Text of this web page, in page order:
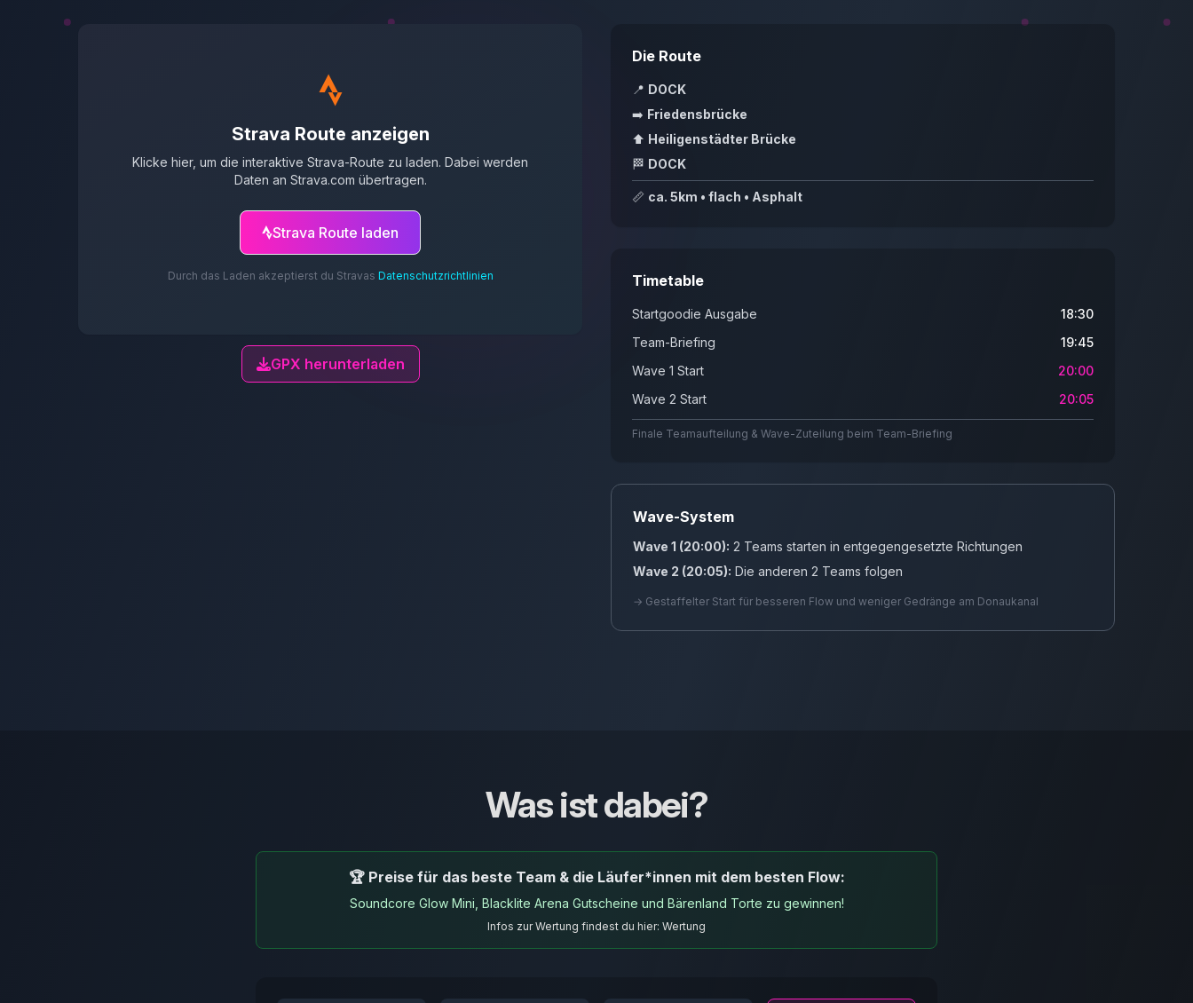
Strava Route anzeigen
Klicke hier, um die interaktive Strava-Route zu laden. Dabei werden
Daten an Strava.com übertragen.
Strava Route laden
Durch das Laden akzeptierst du Stravas Datenschutzrichtlinien
GPX herunterladen
Die Route
📍 DOCK
➡️ Friedensbrücke
⬆️ Heiligenstädter Brücke
🏁 DOCK
📏 ca. 5km • flach • Asphalt
Timetable
Startgoodie Ausgabe
18:30
Team-Briefing
19:45
Wave 1 Start
20:00
Wave 2 Start
20:05
Finale Teamaufteilung & Wave-Zuteilung beim Team-Briefing
Wave-System
Wave 1 (20:00): 2 Teams starten in entgegengesetzte Richtungen
Wave 2 (20:05): Die anderen 2 Teams folgen
→ Gestaffelter Start für besseren Flow und weniger Gedränge am Donaukanal
Was ist dabei?
🏆 Preise für das beste Team & die Läufer*innen mit dem besten Flow:
Soundcore Glow Mini, Blacklite Arena Gutscheine und Bärenland Torte zu gewinnen!
Infos zur Wertung findest du hier: Wertung